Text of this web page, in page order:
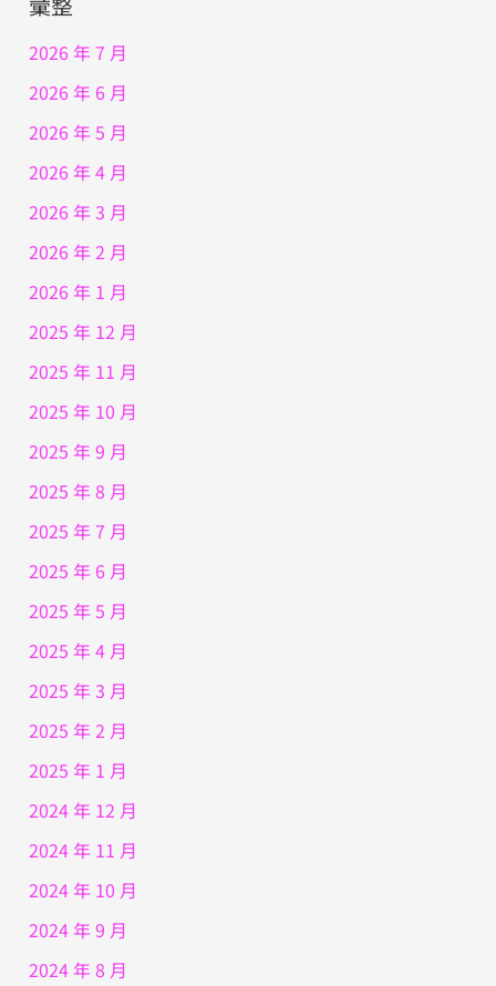
2026 年 7 月
2026 年 6 月
2026 年 5 月
2026 年 4 月
2026 年 3 月
2026 年 2 月
2026 年 1 月
2025 年 12 月
2025 年 11 月
2025 年 10 月
2025 年 9 月
2025 年 8 月
2025 年 7 月
2025 年 6 月
2025 年 5 月
2025 年 4 月
2025 年 3 月
2025 年 2 月
2025 年 1 月
2024 年 12 月
2024 年 11 月
2024 年 10 月
2024 年 9 月
2024 年 8 月